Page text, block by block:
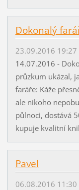
Dokonalý
23.09.2016 19:27
14.07.2016 -
průzkum ukázal,
faráře: Káže
ale nikoho
půlnoci, dostává
kupuje kvalitní
Pavel
06.08.2016 11:30